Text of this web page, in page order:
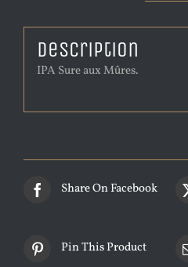
Description
IPA Sure aux Mûres.
Share On Facebook
Pin This Product